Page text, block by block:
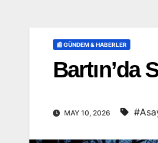
📰 GÜNDEM & HABERLER
Bartın’da
MAY 10, 2026